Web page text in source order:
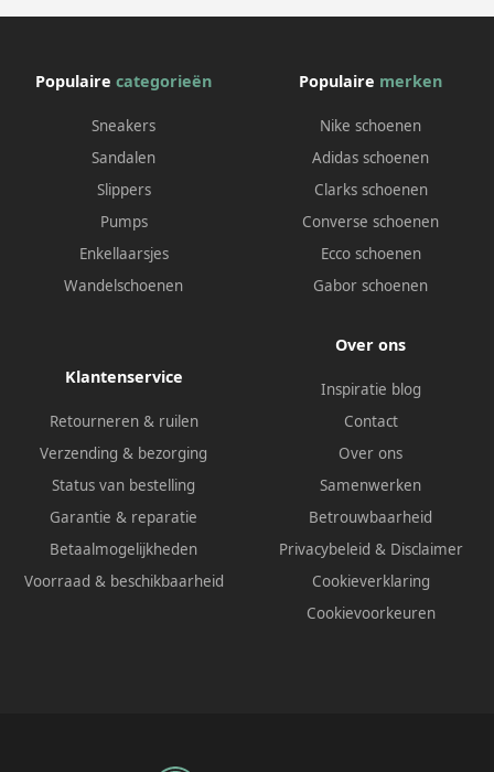
Populaire categorieën
Sneakers
Sandalen
Slippers
Pumps
Enkellaarsjes
Wandelschoenen
Populaire merken
Nike schoenen
Adidas schoenen
Clarks schoenen
Converse schoenen
Ecco schoenen
Gabor schoenen
Klantenservice
Retourneren & ruilen
Verzending & bezorging
Status van bestelling
Garantie & reparatie
Betaalmogelijkheden
Voorraad & beschikbaarheid
Over ons
Inspiratie blog
Contact
Over ons
Samenwerken
Betrouwbaarheid
Privacybeleid & Disclaimer
Cookieverklaring
Cookievoorkeuren